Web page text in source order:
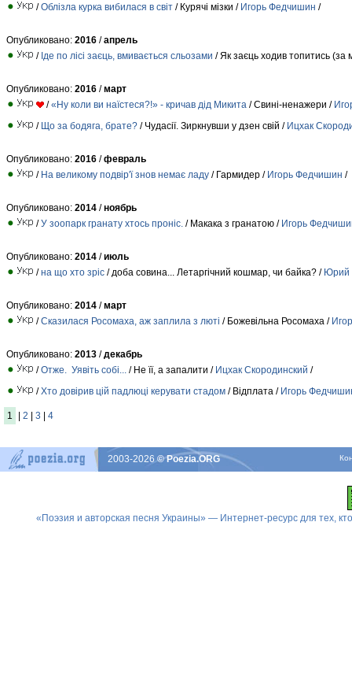
/Облізла курка вибилася в світ / Курячі мізки / Игорь Федчишин /
Опубликовано: 2016 /апрель
/ Іде по лісі заєць, вмивається сльозами / Як заєць ходив топитись (за
Опубликовано: 2016 /март
/«Ну коли ви наїстеся?!» - кричав дід Микита / Свині-ненажери /
/ Що за бодяга, брате? / Чудасії. Зиркнувши у дзен свій / Ицхак
Опубликовано: 2016 /февраль
/ На великому подвір'ї знов немає ладу / Гармидер / Игорь Федчишин /
Опубликовано: 2014 /ноябрь
/У зоопарк гранату хтось проніс. / Макака з гранатою / Игорь
Опубликовано: 2014 /июль
/на що хто зріс / доба совина... Летаргiчний кошмар, чи байка? / Юрий
Опубликовано: 2014 /март
/Сказилася Росомаха, аж заплила з люті / Божевільна Росомаха /
Опубликовано: 2013 /декабрь
/Отже. Уявіть собі... / Не її, а запалити / Ицхак Скородинский /
/Хто довірив цій падлюці керувати стадом / Відплата / Игорь
1 | 2 | 3 | 4
2003-2026© Poezia.ORG
«Поэзия и авторская песня Украины» — Интернет-ресурс для тех,